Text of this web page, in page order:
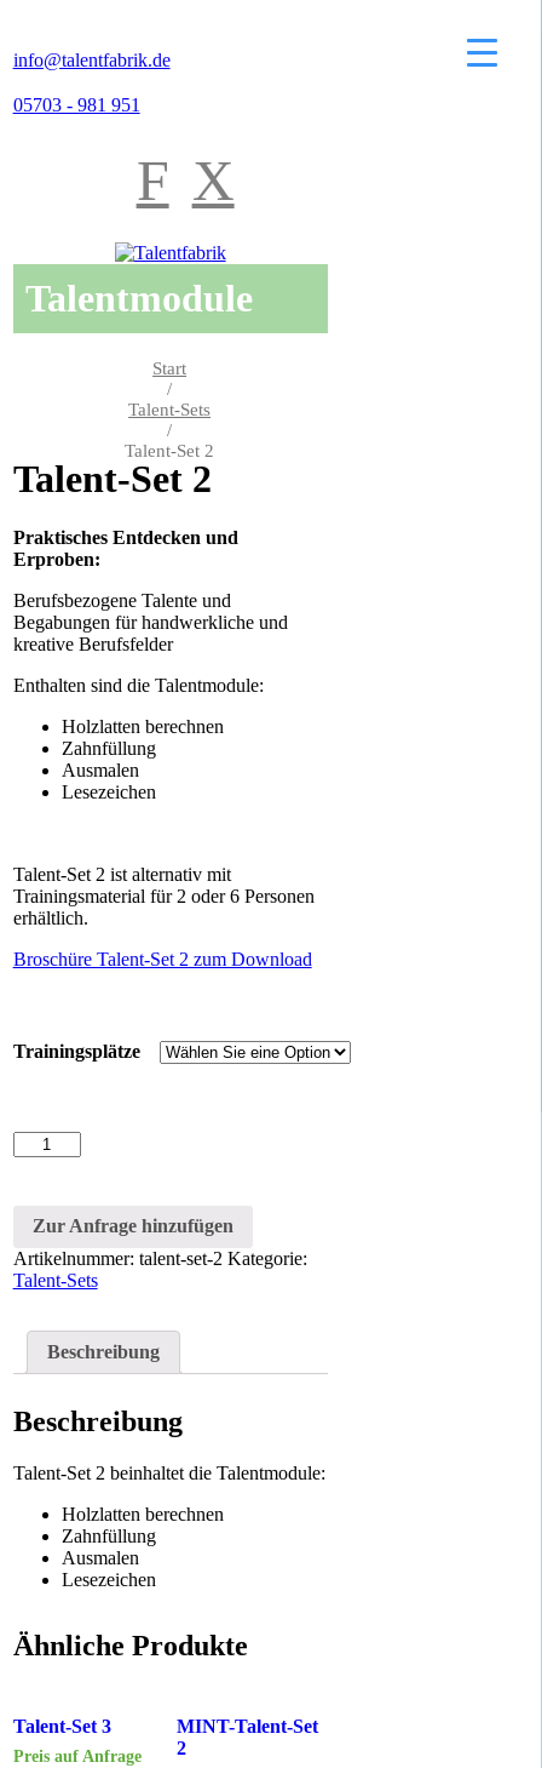
info@talentfabrik.de
05703 - 981 951
F X
Talentmodule
Start
/
Talent-Sets
/
Talent-Set 2
Talent-Set 2
Praktisches Entdecken und
Erproben:
Berufsbezogene Talente und
Begabungen für handwerkliche und
kreative Berufsfelder
Enthalten sind die Talentmodule:
Holzlatten berechnen
Zahnfüllung
Ausmalen
Lesezeichen
Talent-Set 2 ist alternativ mit
Trainingsmaterial für 2 oder 6 Personen
erhältlich.
Broschüre Talent-Set 2 zum Download
Trainingsplätze
Talent-
Set
Zur Anfrage hinzufügen
Artikelnummer: talent-set-2 Kategorie:
Talent-Sets
Beschreibung
Beschreibung
Talent-Set 2 beinhaltet die Talentmodule:
Holzlatten berechnen
Zahnfüllung
Ausmalen
Lesezeichen
Ähnliche Produkte
Talent-Set 3
Preis auf Anfrage
MINT-Talent-Set
2